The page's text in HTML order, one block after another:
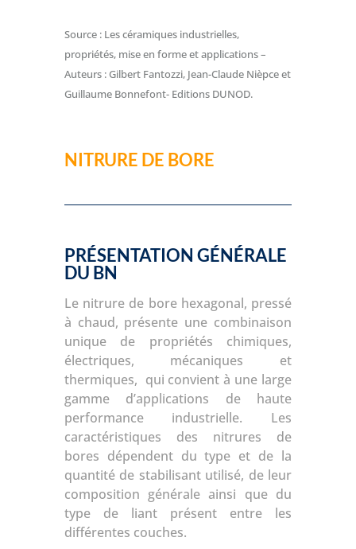
Source : Les céramiques industrielles,
propriétés, mise en forme et applications –
Auteurs : Gilbert Fantozzi, Jean-Claude Nièpce et
Guillaume Bonnefont- Editions DUNOD.
NITRURE DE BORE
PRÉSENTATION GÉNÉRALE
DU BN
Le nitrure de bore hexagonal, pressé
à chaud, présente une combinaison
unique de propriétés chimiques,
électriques, mécaniques et
thermiques, qui convient à une large
gamme d’applications de haute
performance industrielle. Les
caractéristiques des nitrures de
bores dépendent du type et de la
quantité de stabilisant utilisé, de leur
composition générale ainsi que du
type de liant présent entre les
différentes couches.